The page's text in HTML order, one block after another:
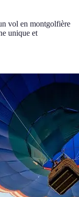
vol en montgolfière
unique et